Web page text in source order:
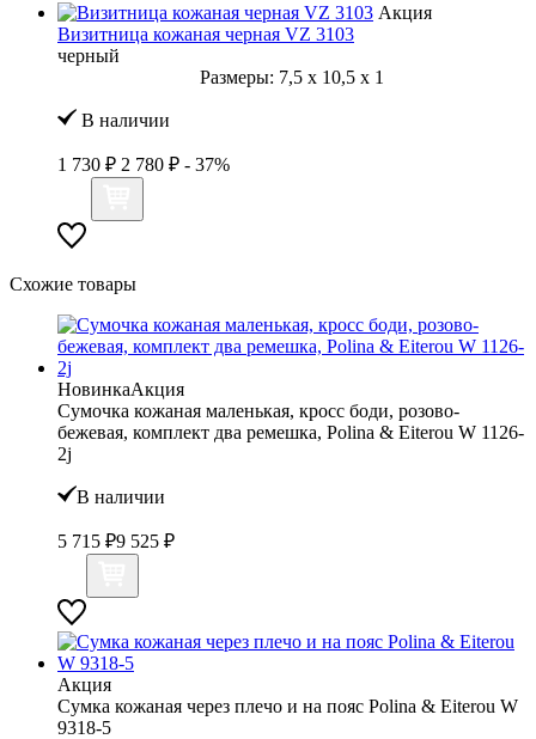
Акция
Визитница кожаная черная VZ 3103
черный
Размеры: 7,5 x 10,5 x 1
В наличии
1 730 ₽ 2 780 ₽ - 37%
Схожие товары
НовинкаАкция
Сумочка кожаная маленькая, кросс боди, розово-
бежевая, комплект два ремешка, Polina & Eiterou W 1126-
2j
В наличии
5 715 ₽9 525 ₽
Акция
Сумка кожаная через плечо и на пояс Polina & Eiterou W
9318-5